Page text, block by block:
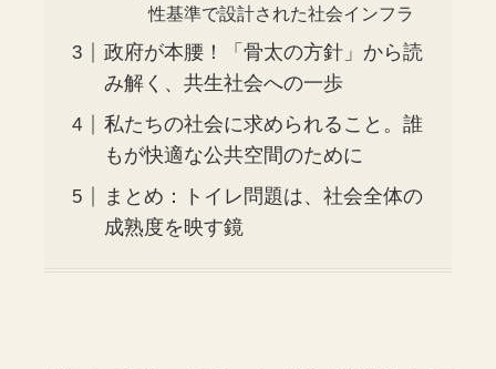
性基準で設計された社会インフラ
政府が本腰！「骨太の方針」から読
み解く、共生社会への一歩
私たちの社会に求められること。誰
もが快適な公共空間のために
まとめ：トイレ問題は、社会全体の
成熟度を映す鏡